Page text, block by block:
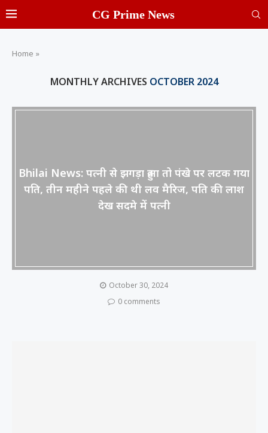
CG Prime News
Home »
MONTHLY ARCHIVES OCTOBER 2024
Bhilai News: पत्नी से झगड़ा हुआ तो पंखे पर लटक गया
पति, तीन महीने पहले की थी लव मैरिज, पति की लाश
देख सदमे में पत्नी
October 30, 2024
0 comments